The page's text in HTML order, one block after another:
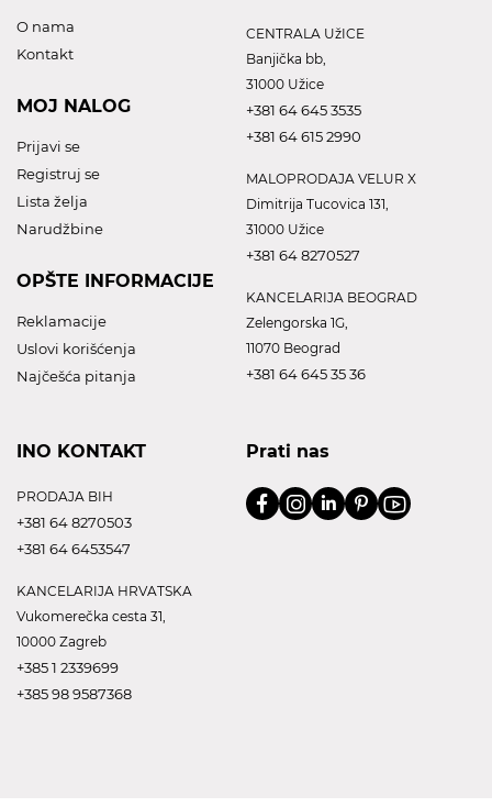
O nama
Kontakt
MOJ NALOG
Prijavi se
Registruj se
Lista želja
Narudžbine
OPŠTE INFORMACIJE
Reklamacije
Uslovi korišćenja
Najčešća pitanja
CENTRALA UžICE
Banjička bb,
31000 Užice
+381 64 645 3535
+381 64 615 2990
MALOPRODAJA VELUR X
Dimitrija Tucovica 131,
31000 Užice
+381 64 8270527
KANCELARIJA BEOGRAD
Zelengorska 1G,
11070 Beograd
+381 64 645 35 36
INO KONTAKT
PRODAJA BIH
+381 64 8270503
+381 64 6453547
KANCELARIJA HRVATSKA
Vukomerečka cesta 31,
10000 Zagreb
+385 1 2339699
+385 98 9587368
Prati nas